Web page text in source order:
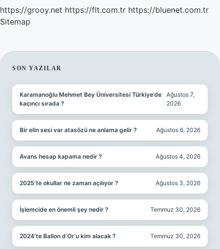
https://grooy.net https://flt.com.tr https://bluenet.com.tr
Sitemap
SIDEBAR
SON YAZILAR
Karamanoğlu Mehmet Bey Üniversitesi Türkiye’de
kaçıncı sırada ?
Ağustos 7,
2026
Bir elin sesi var atasözü ne anlama gelir ? Ağustos 6, 2026
Avans hesap kapama nedir ? Ağustos 4, 2026
2025’te okullar ne zaman açılıyor ? Ağustos 3, 2026
İşlemcide en önemli şey nedir ? Temmuz 30, 2026
2024’te Ballon d’Or’u kim alacak ? Temmuz 30, 2026